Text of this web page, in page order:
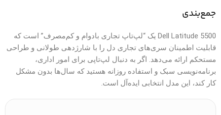
جمع‌بندی
Dell Latitude 5500 یک “لپ‌تاپ تجاری بادوام و کم‌مصرف” است که
قابلیت اطمینان سری‌های تجاری دل را با شارژدهی طولانی و طراحی
مستحکم ارائه می‌دهد. اگر به دنبال لپ‌تاپی برای امور اداری،
برنامه‌نویسی سبک و استفاده روزانه هستید که سال‌ها بدون مشکل
کار کند، این مدل انتخابی ایده‌آل است.